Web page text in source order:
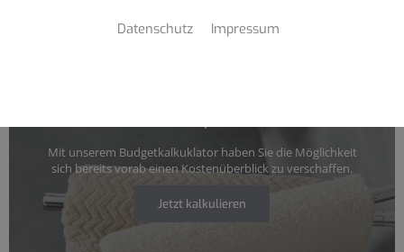
Mit unserem Budgetkalkuklator haben Sie die Möglichkeit
sich bereits vorab einen Kostenüberblick zu verschaffen.
Jetzt kalkulieren
Datenschutz Impressum